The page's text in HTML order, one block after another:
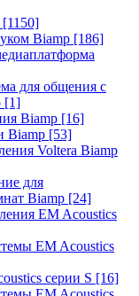
[1150]
Biamp [186]
для общения с
[1]
Biamp [16]
Biamp [53]
Voltera Biamp
для
Biamp [24]
EM Acoustics
EM Acoustics
серии S [16]